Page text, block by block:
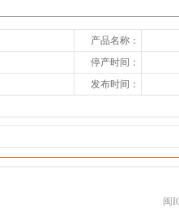
产品名称：
停产时间：
发布时间：
闽